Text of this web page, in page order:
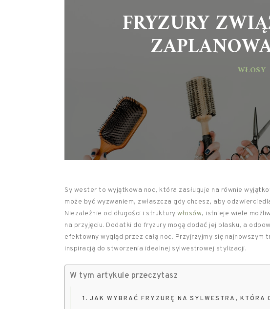
FRYZURY
WŁOSY
Sylwester to wyjątkowa noc, która zasługuje na równie
może być wyzwaniem, zwłaszcza gdy chcesz, aby
Niezależnie od długości i struktury włosów, istnieje wiele
na przyjęciu. Dodatki do fryzury mogą dodać jej blasku, a
efektowny wygląd przez całą noc. Przyjrzyjmy się
inspiracją do stworzenia idealnej sylwestrowej stylizacji.
W tym artykule przeczytasz
JAK WYBRAĆ FRYZURĘ NA SYLWESTRA, KTÓRA